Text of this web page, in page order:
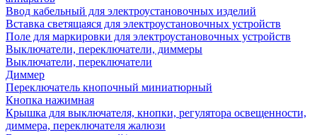
Ввод кабельный для электроустановочных изделий
Вставка светящаяся для электроустановочных устройств
Поле для маркировки для электроустановочных устройств
Выключатели, переключатели, диммеры
Выключатели, переключатели
Диммер
Переключатель кнопочный миниатюрный
Кнопка нажимная
Крышка для выключателя, кнопки, регулятора освещенности,
диммера, переключателя жалюзи